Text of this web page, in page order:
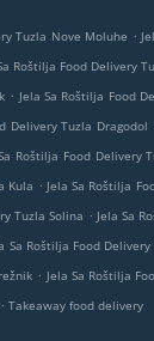
Tuzla Nove Moluhe .
Roštilja Food Delivery
. Jela Sa Roštilja Food
Delivery Tuzla Dragodol
Roštilja Food Delivery
Kula . Jela Sa Roštilja
Tuzla Solina . Jela Sa
Sa Roštilja Food
. Jela Sa Roštilja
. Takeaway food delivery